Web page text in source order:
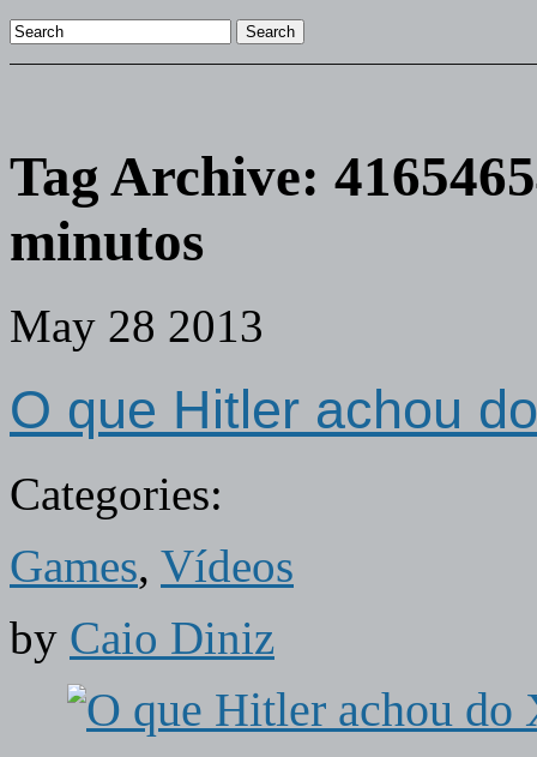
Search
Tag Archive:
minutos
May 28 2013
O que Hitler achou
Categories:
Games, Vídeos
by Caio Diniz